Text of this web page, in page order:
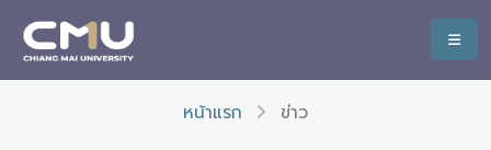
หน้าแรก ข่าว